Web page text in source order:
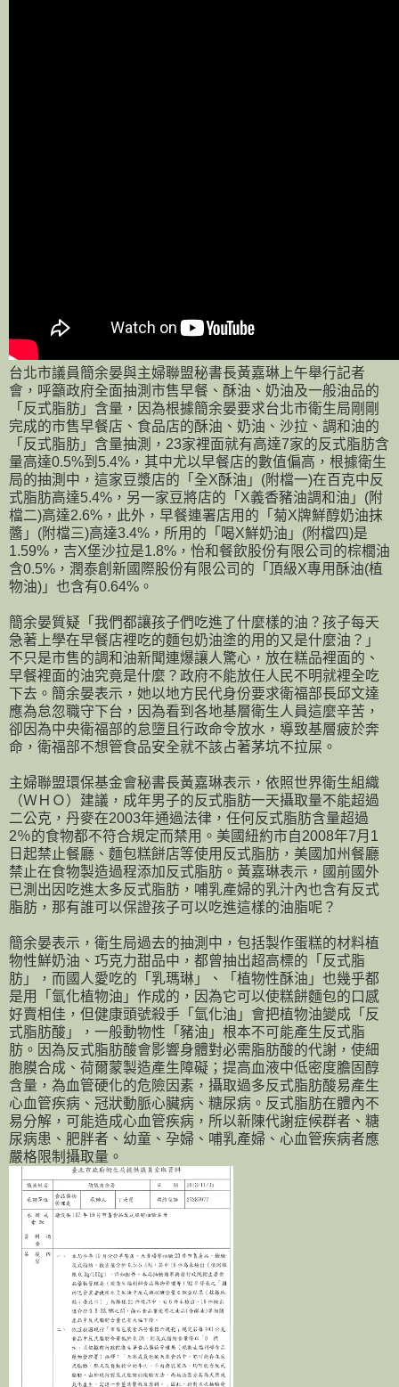
台北市議員簡余晏與主婦聯盟秘書長黃嘉琳上午舉行記者
會，呼籲政府全面抽測市售早餐、酥油、奶油及一般油品的
「反式脂肪」含量，因為根據簡余晏要求台北市衛生局剛剛
完成的市售早餐店、食品店的酥油、奶油、沙拉、調和油的
「反式脂肪」含量抽測，23家裡面就有高達7家的反式脂肪含
量高達0.5%到5.4%，其中尤以早餐店的數值偏高，根據衛生
局的抽測中，這家豆漿店的「全X酥油」(附檔一)在百克中反
式脂肪高達5.4%，另一家豆將店的「X義香豬油調和油」(附
檔二)高達2.6%，此外，早餐連署店用的「菊X牌鮮醇奶油抹
醬」(附檔三)高達3.4%，所用的「喝X鮮奶油」(附檔四)是
1.59%，吉X堡沙拉是1.8%，怡和餐飲股份有限公司的棕櫚油
含0.5%，潤泰創新國際股份有限公司的「頂級X專用酥油(植
物油)」也含有0.64%。
簡余晏質疑「我們都讓孩子們吃進了什麼樣的油？孩子每天
急著上學在早餐店裡吃的麵包奶油塗的用的又是什麼油？」
不只是市售的調和油新聞連爆讓人驚心，放在糕品裡面的、
早餐裡面的油究竟是什麼？政府不能放任人民不明就裡全吃
下去。簡余晏表示，她以地方民代身份要求衛福部長邱文達
應為怠忽職守下台，因為看到各地基層衛生人員這麼辛苦，
卻因為中央衛福部的怠墮且行政命令放水，導致基層疲於奔
命，衛福部不想管食品安全就不該占著茅坑不拉屎。
主婦聯盟環保基金會秘書長黃嘉琳表示，依照世界衛生組織
（ＷＨＯ）建議，成年男子的反式脂肪一天攝取量不能超過
二公克，丹麥在2003年通過法律，任何反式脂肪含量超過
2％的食物都不符合規定而禁用。美國紐約市自2008年7月1
日起禁止餐廳、麵包糕餅店等使用反式脂肪，美國加州餐廳
禁止在食物製造過程添加反式脂肪。黃嘉琳表示，國前國外
已測出因吃進太多反式脂肪，哺乳產婦的乳汁內也含有反式
脂肪，那有誰可以保證孩子可以吃進這樣的油脂呢？
簡余晏表示，衛生局過去的抽測中，包括製作蛋糕的材料植
物性鮮奶油、巧克力甜品中，都曾抽出超高標的「反式脂
肪」，而國人愛吃的「乳瑪琳」、「植物性酥油」也幾乎都
是用「氫化植物油」作成的，因為它可以使糕餅麵包的口感
好賣相佳，但健康頭號殺手「氫化油」會把植物油變成「反
式脂肪酸」，一般動物性「豬油」根本不可能產生反式脂
肪。因為反式脂肪酸會影響身體對必需脂肪酸的代謝，使細
胞膜合成、荷爾蒙製造產生障礙；提高血液中低密度膽固醇
含量，為血管硬化的危險因素，攝取過多反式脂肪酸易產生
心血管疾病、冠狀動脈心臟病、糖尿病。反式脂肪在體內不
易分解，可能造成心血管疾病，所以新陳代謝症候群者、糖
尿病患、肥胖者、幼童、孕婦、哺乳產婦、心血管疾病者應
嚴格限制攝取量。